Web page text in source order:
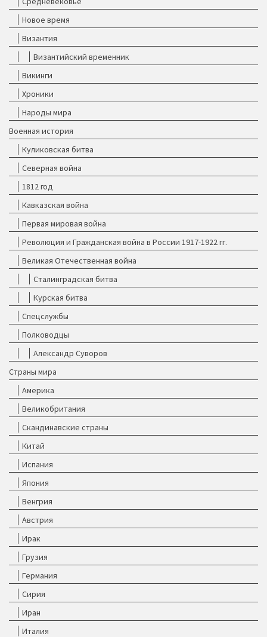
Новое время
Византия
Византийский временник
Викинги
Хроники
Народы мира
Военная история
Куликовская битва
Северная война
1812 год
Кавказская война
Первая мировая война
Революция и Гражданская война в России 1917-1922 гг.
Великая Отечественная война
Сталинградская битва
Курская битва
Спецслужбы
Полководцы
Александр Суворов
Страны мира
Америка
Великобритания
Скандинавские страны
Китай
Испания
Япония
Венгрия
Австрия
Ирак
Грузия
Германия
Сирия
Иран
Италия